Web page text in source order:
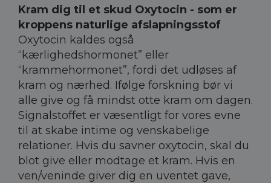
Kram dig til et skud Oxytocin - som er
kroppens naturlige afslapningsstof
Oxytocin kaldes også
“kærlighedshormonet” eller
“krammehormonet”, fordi det udløses af
kram og nærhed. Ifølge forskning bør vi
alle give og få mindst otte kram om dagen.
Signalstoffet er væsentligt for vores evne
til at skabe intime og venskabelige
relationer. Hvis du savner oxytocin, skal du
blot give eller modtage et kram. Hvis en
ven/veninde giver dig en uventet gave,